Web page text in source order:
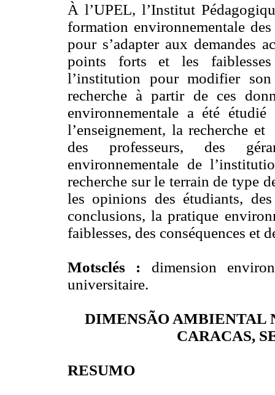
À l’UPEL, l’Institut
formation environnementale
pour s’adapter aux demandes
points forts et les
l’institution pour modifier
recherche à partir de ces
environnementale a été
l’enseignement, la recherche
des professeurs, des
environnementale de
recherche sur le terrain de type
les opinions des étudiants,
conclusions, la pratique
faiblesses, des conséquences et
Motsclés : dimension
universitaire.
DIMENSÃO AMBIENTAL
CARACAS,
RESUMO